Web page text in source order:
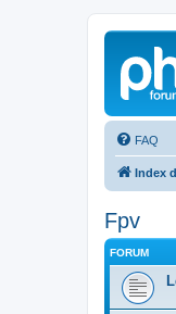
FAQ
Index
Fpv
FORUM